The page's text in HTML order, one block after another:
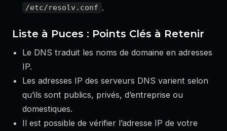
/etc/resolv.conf .
Liste à Puces : Points Clés à Retenir
Le DNS traduit les noms de domaine en adresses
IP.
Les adresses IP des serveurs DNS varient selon
qu’ils sont publics, privés, d’entreprise ou
domestiques.
Il est possible de vérifier l’adresse IP de votre